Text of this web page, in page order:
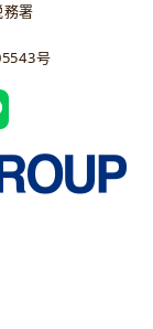
署
号